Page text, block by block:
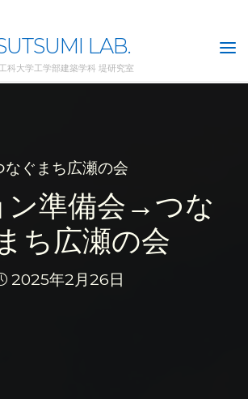
LAB.
科大学工学部建築学科 堤研究室
なぐまち広瀬の会
ン準備会→つな
ち広瀬の会
2025年2月26日